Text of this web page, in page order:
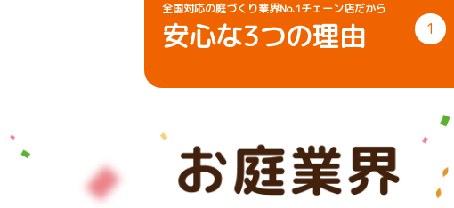
全国対応の庭づくり業界No.1チェーン店だから
安心な3つの理由 1